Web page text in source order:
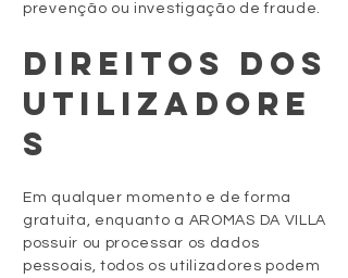
prevenção ou investigação de fraude.
DIREITOS DOS
UTILIZADORE
S
Em qualquer momento e de forma
gratuita, enquanto a AROMAS DA VILLA
possuir ou processar os dados
pessoais, todos os utilizadores podem